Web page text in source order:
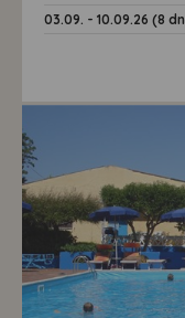
03.09. - 10.09.26 (8